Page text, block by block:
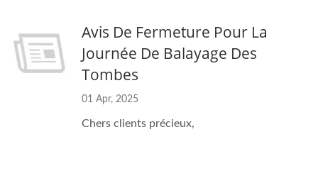
Avis De Fermeture Pour La
Journée De Balayage Des
Tombes
01 Apr, 2025
Chers clients précieux,